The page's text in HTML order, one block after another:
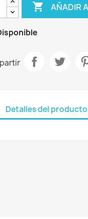
 AÑADIR
Detalles del producto